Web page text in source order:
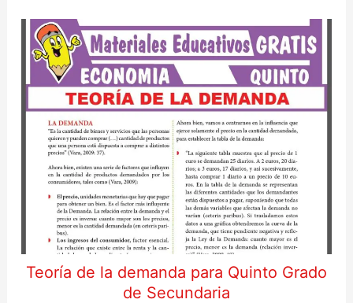
Teoría de la demanda para Quinto Grado
de Secundaria